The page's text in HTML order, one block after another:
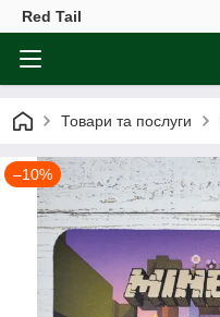
Red Tail
Товари та послуги
–10%